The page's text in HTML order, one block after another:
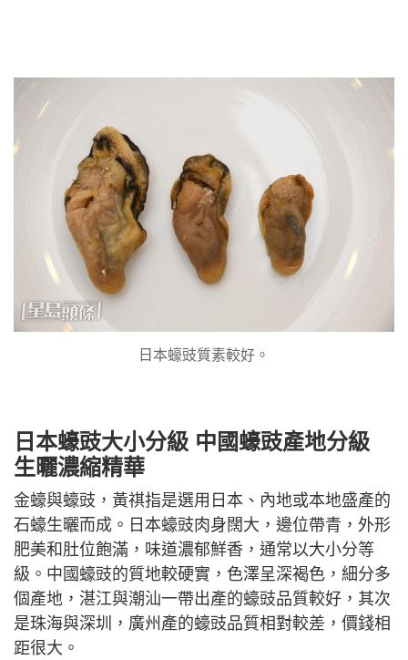
日本蠔豉質素較好。
日本蠔豉大小分級 中國蠔豉產地分級
生曬濃縮精華
金蠔與蠔豉，黃祺指是選用日本、內地或本地盛產的
石蠔生曬而成。日本蠔豉肉身闊大，邊位帶青，外形
肥美和肚位飽滿，味道濃郁鮮香，通常以大小分等
級。中國蠔豉的質地較硬實，色澤呈深褐色，細分多
個產地，湛江與潮汕一帶出產的蠔豉品質較好，其次
是珠海與深圳，廣州產的蠔豉品質相對較差，價錢相
距很大。